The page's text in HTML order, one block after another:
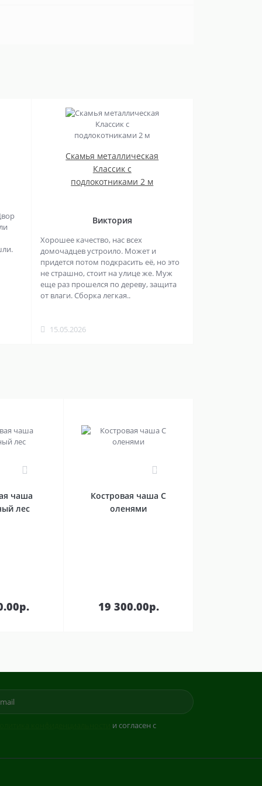
Скамья металлическая
Классик с
подлокотниками 2 м
Виктория
Хорошее качество, нас всех
домочадцев устроило. Может и
придется потом подкрасить её, но это
не страшно, стоит на улице же. Муж
еще раз прошелся по дереву, защита
от влаги. Сборка легкая..
15.05.2026
чаша
лес
Костровая чаша С
оленями
19 300.00р.
корзину
и согласен с